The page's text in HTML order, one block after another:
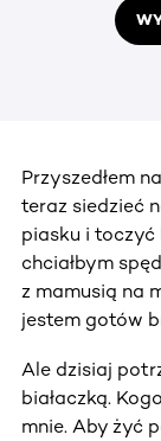
Przyszedłem
teraz siedzieć
piasku i
chciałbym
z mamusią na
jestem gotów
Ale dzisiaj
białaczką.
mnie. Aby żyć